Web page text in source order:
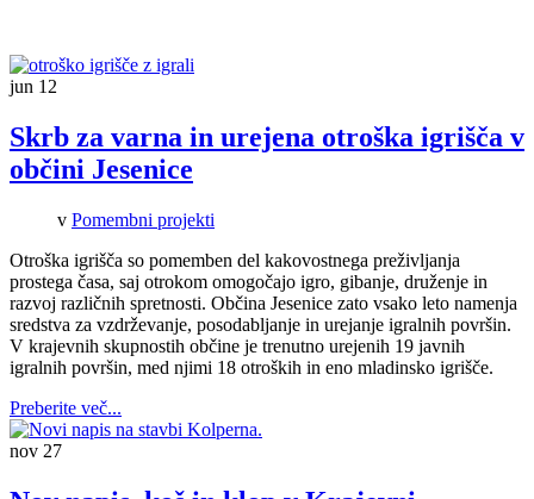
jun 12
Skrb za varna in urejena otroška igrišča v
občini Jesenice
v Pomembni projekti
Otroška igrišča so pomemben del kakovostnega preživljanja
prostega časa, saj otrokom omogočajo igro, gibanje, druženje in
razvoj različnih spretnosti. Občina Jesenice zato vsako leto namenja
sredstva za vzdrževanje, posodabljanje in urejanje igralnih površin.
V krajevnih skupnostih občine je trenutno urejenih 19 javnih
igralnih površin, med njimi 18 otroških in eno mladinsko igrišče.
Preberite več...
nov 27